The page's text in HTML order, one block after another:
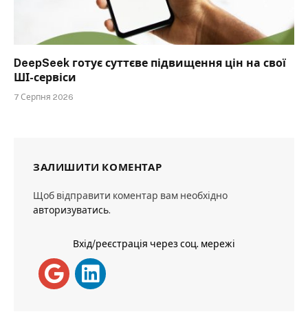
DeepSeek готує суттєве підвищення цін на свої
ШІ-сервіси
7 Серпня 2026
ЗАЛИШИТИ КОМЕНТАР
Щоб відправити коментар вам необхідно
авторизуватись.
Вхід/реєстрація через соц. мережі